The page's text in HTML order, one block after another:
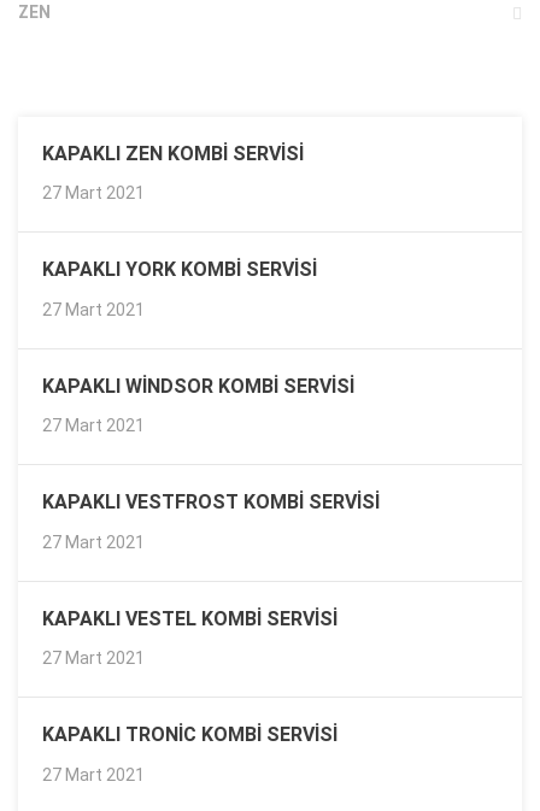
ZEN
KAPAKLI ZEN KOMBI SERVISI
27 Mart 2021
KAPAKLI YORK KOMBI SERVISI
27 Mart 2021
KAPAKLI WINDSOR KOMBI SERVISI
27 Mart 2021
KAPAKLI VESTFROST KOMBI SERVISI
27 Mart 2021
KAPAKLI VESTEL KOMBI SERVISI
27 Mart 2021
KAPAKLI TRONIC KOMBI SERVISI
27 Mart 2021